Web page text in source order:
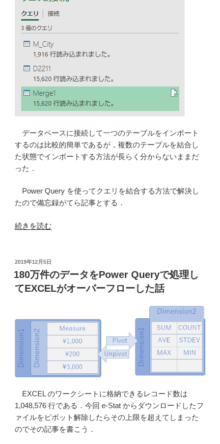
ー
タ
(Beginning
Spatial
SQL
Server
2008)”
の
データベースに接続して一つのテーブルをインポート
するのは比較的簡単であるが，複数のテーブルを結合し
た状態でインポートする方法が長らく分からないままだ
った．
Power Query を使ってクエリを結合する方法で解決し
たので備忘録がてら記事とする．
“SQL
接
続
し
ン
ポ
ー
ト
し
た
ー
ル
続きを読む
投
稿
日:
2019年12月5日
180万件のデータをPower Queryで処理し
てEXCELがオーバーフローした話
EXCEL のワークシートに格納できるレコード数は
1,048,576 行である．今回 e-Stat からダウンロードしたフ
ァイルをピボット解除したらその上限を超えてしまった
のでその記事を書こう．